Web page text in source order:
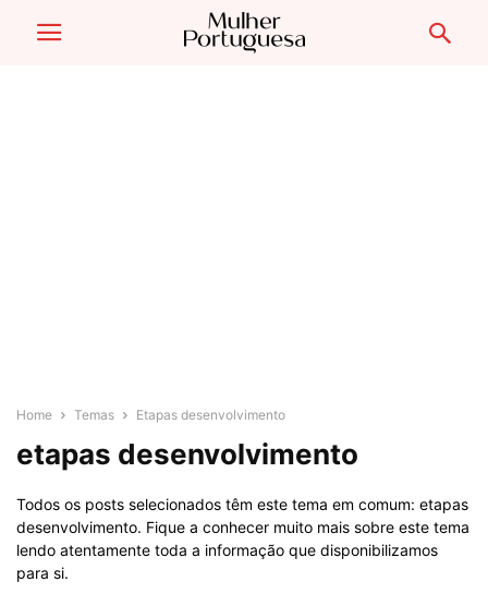
Home Temas Etapas desenvolvimento
etapas desenvolvimento
Todos os posts selecionados têm este tema em comum: etapas
desenvolvimento. Fique a conhecer muito mais sobre este tema
lendo atentamente toda a informação que disponibilizamos
para si.